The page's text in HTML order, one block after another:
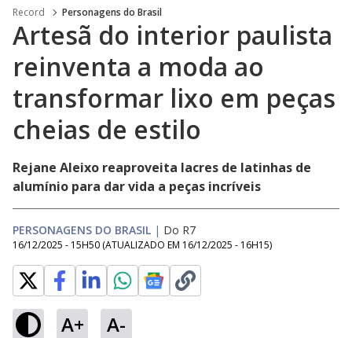
Record Personagens do Brasil
Artesã do interior paulista
reinventa a moda ao
transformar lixo em peças
cheias de estilo
Rejane Aleixo reaproveita lacres de latinhas de
alumínio para dar vida a peças incríveis
PERSONAGENS DO BRASIL | Do R7
16/12/2025 - 15H50 (ATUALIZADO EM 16/12/2025 - 16H15)
A+ A-